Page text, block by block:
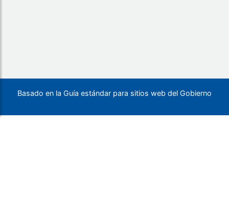
Basado en la Guía estándar para sitios web del Gobierno